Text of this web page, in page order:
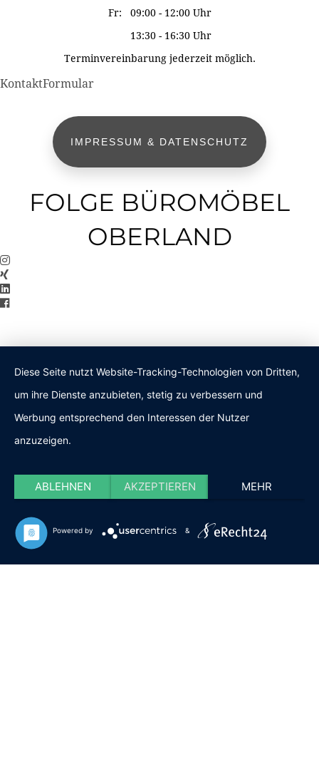
Fr: 09:00 - 12:00 Uhr
13:30 - 16:30 Uhr
Terminvereinbarung jederzeit möglich.
KontaktFormular
IMPRESSUM & DATENSCHUTZ
FOLGE BÜROMÖBEL
OBERLAND
Diese Seite nutzt Website-Tracking-Technologien von Dritten,
um ihre Dienste anzubieten, stetig zu verbessern und
Werbung entsprechend den Interessen der Nutzer
anzuzeigen.
ABLEHNEN AKZEPTIEREN MEHR
Powered by &